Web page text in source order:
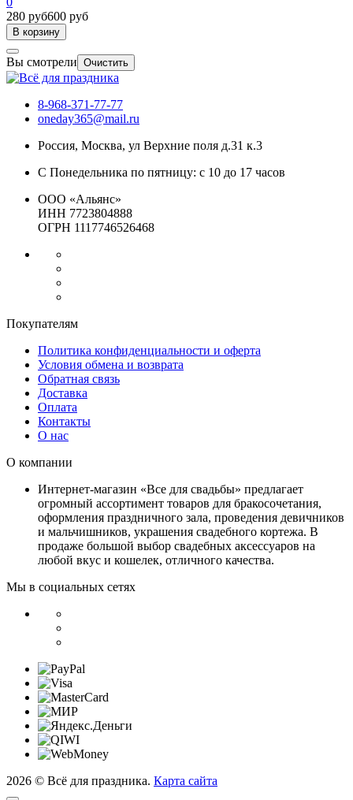
280 руб600 руб
В корзину
Вы смотрели Очистить
8-968-371-77-77
oneday365@mail.ru
Россия, Москва, ул Верхние поля д.31 к.3
С Понедельника по пятницу: с 10 до 17 часов
ООО «Альянс»
ИНН 7723804888
ОГРН 1117746526468
Покупателям
Политика конфиденциальности и оферта
Условия обмена и возврата
Обратная связь
Доставка
Оплата
Контакты
О нас
О компании
Интернет-магазин «Все для свадьбы» предлагает
огромный ассортимент товаров для бракосочетания,
оформления праздничного зала, проведения девичников
и мальчишников, украшения свадебного кортежа. В
продаже большой выбор свадебных аксессуаров на
любой вкус и кошелек, отличного качества.
Мы в социальных сетях
2026 © Всё для праздника. Карта сайта